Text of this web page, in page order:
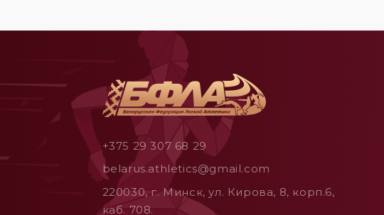
+375 29 307 68 29
belarus.athletics@gmail.com
220030, г. Минск, ул. Кирова, 8, корп.6,
каб. 708.